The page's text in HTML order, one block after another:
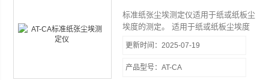
标准纸张尘埃测定仪适用于纸或纸板尘
埃度的测定。 适用于纸或纸板尘埃度
合ＧＢ／Ｔ１５４１《纸和纸板尘埃度
的测定法》等有关标准要求。
更新时间：2025-07-19
产品型号：AT-CA